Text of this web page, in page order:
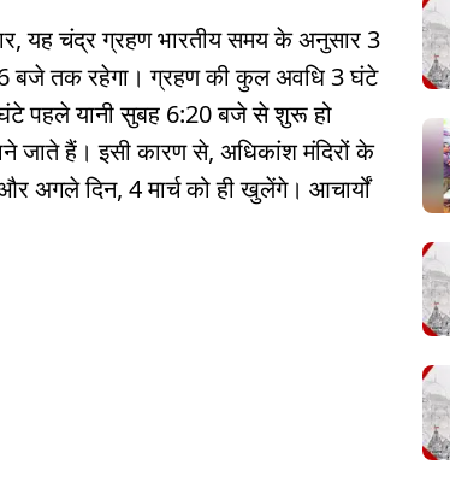
यह चंद्र ग्रहण भारतीय समय के अनुसार 3
बजे तक रहेगा। ग्रहण की कुल अवधि 3 घंटे
पहले यानी सुबह 6:20 बजे से शुरू हो
जाते हैं। इसी कारण से, अधिकांश मंदिरों के
अगले दिन, 4 मार्च को ही खुलेंगे। आचार्यों